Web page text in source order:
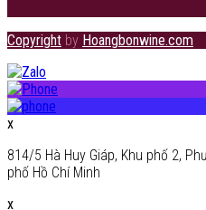
Copyright by Hoangbonwine.com
x
814/5 Hà Huy Giáp, Khu phố 2,
phố Hồ Chí Minh
x